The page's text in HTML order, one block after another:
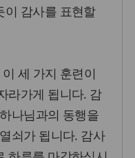
이 감사를 표현할
세 가지 훈련이
라가게 됩니다. 감
나님과의 동행을
쇠가 됩니다. 감사